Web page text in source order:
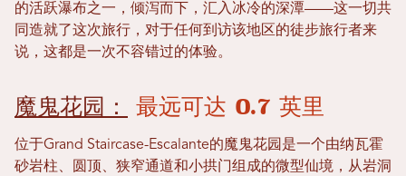
的活跃瀑布之一，倾泻而下，汇入冰冷的深潭——这一切共
同造就了这次旅行，对于任何到访该地区的徒步旅行者来
说，这都是一次不容错过的体验。
魔鬼花园： 最远可达 0.7 英里
位于Grand Staircase-Escalante的魔鬼花园是一个由纳瓦霍
砂岩柱、圆顶、狭窄通道和小拱门组成的微型仙境，从岩洞